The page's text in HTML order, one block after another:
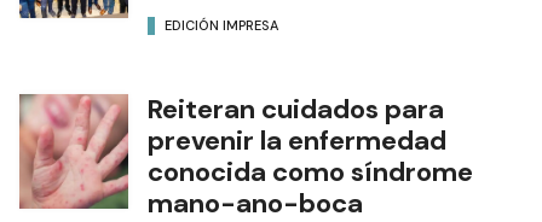
EDICIÓN IMPRESA
Reiteran cuidados para
prevenir la enfermedad
conocida como síndrome
mano-ano-boca